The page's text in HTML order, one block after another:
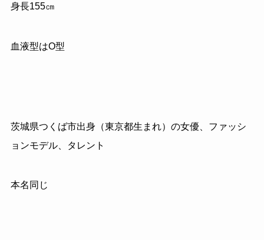
身長155㎝
血液型はO型
茨城県つくば市出身（東京都生まれ）の女優、ファッシ
ョンモデル、タレント
本名同じ